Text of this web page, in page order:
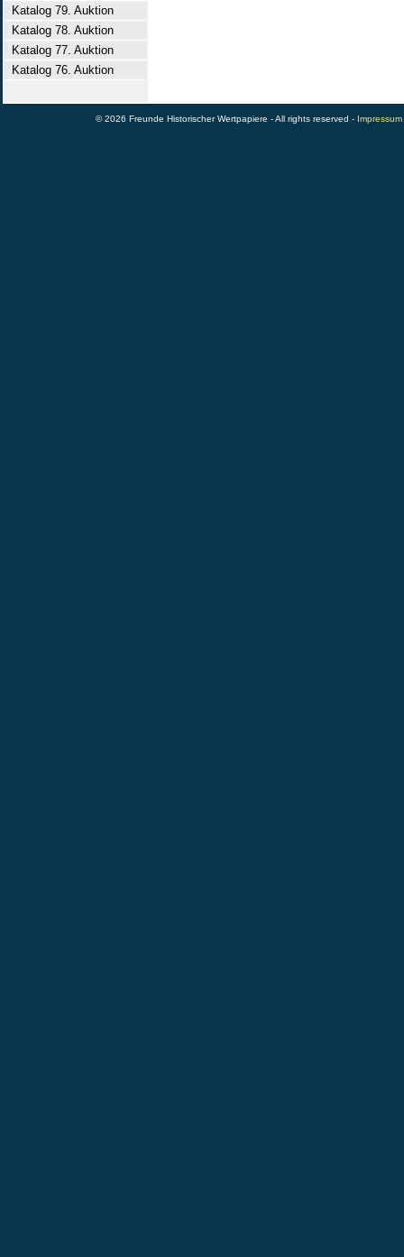
Katalog 79. Auktion
Katalog 78. Auktion
Katalog 77. Auktion
Katalog 76. Auktion
© 2026 Freunde Historischer Wertpapiere - All rights reserved - Impressum